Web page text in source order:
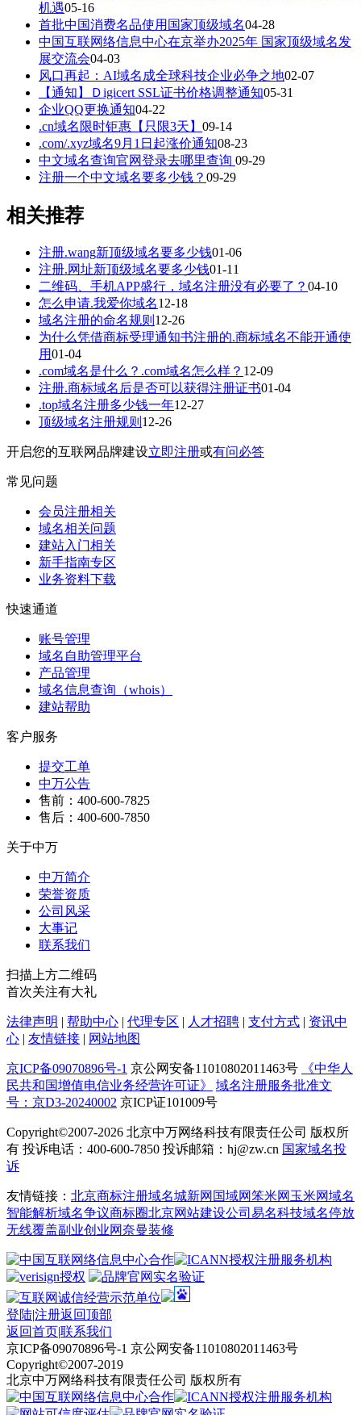
机遇05-16
首批中国消费名品使用国家顶级域名04-28
中国互联网络信息中心在京举办2025年 国家顶级域名发
展交流会04-03
风口再起：AI域名成全球科技企业必争之地02-07
【通知】Ｄigicert SSL证书价格调整通知05-31
企业QQ更换通知04-22
.cn域名限时钜惠【只限3天】 09-14
.com/.xyz域名9月1日起涨价通知08-23
中文域名查询官网登录去哪里查询 09-29
注册一个中文域名要多少钱？ 09-29
相关推荐
注册.wang新顶级域名要多少钱01-06
注册.网址新顶级域名要多少钱01-11
二维码、手机APP盛行，域名注册没有必要了？ 04-10
怎么申请.我爱你域名12-18
域名注册的命名规则 12-26
为什么凭借商标受理通知书注册的.商标域名不能开通使
用01-04
.com域名是什么？.com域名怎么样？ 12-09
注册.商标域名后是否可以获得注册证书01-04
.top域名注册多少钱一年12-27
顶级域名注册规则 12-26
开启您的互联网品牌建设立即注册或有问必答
常见问题
会员注册相关
域名相关问题
建站入门相关
新手指南专区
业务资料下载
快速通道
账号管理
域名自助管理平台
产品管理
域名信息查询（whois）
建站帮助
客户服务
提交工单
中万公告
售前：400-600-7825
售后：400-600-7850
关于中万
中万简介
荣誉资质
公司风采
大事记
联系我们
扫描上方二维码
首次关注有大礼
法律声明 | 帮助中心 | 代理专区 | 人才招聘 | 支付方式 | 资讯中
心 | 友情链接 | 网站地图
京ICP备09070896号-1 京公网安备11010802011463号
《中华人
民共和国增值电信业务经营许可证》
域名注册服务批准文
号：京D3-20240002 京ICP证101009号
Copyright©2007-2026 北京中万网络科技有限责任公司 版权所
有 投诉电话：400-600-7850 投诉邮箱：hj@zw.cn 国家域名投
诉
友情链接： 北京商标注册域名城新网 国域网笨米网 玉米网域名
智能解析域名争议商标圈北京网站建设公司 易名科技域名停放
无线覆盖副业创业网奈曼装修
登陆|注册返回顶部
返回首页|联系我们
京ICP备09070896号-1 京公网安备11010802011463号
Copyright©2007-2019
北京中万网络科技有限责任公司 版权所有